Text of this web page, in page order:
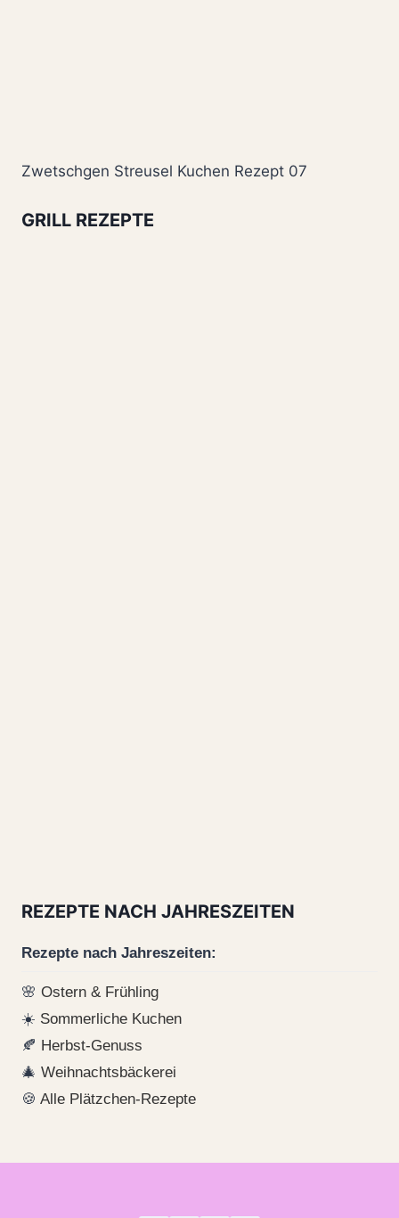
Zwetschgen Streusel Kuchen Rezept 07
GRILL REZEPTE
REZEPTE NACH JAHRESZEITEN
Rezepte nach Jahreszeiten:
🌸 Ostern & Frühling
☀️ Sommerliche Kuchen
🍂 Herbst-Genuss
🎄 Weihnachtsbäckerei
🍪 Alle Plätzchen-Rezepte